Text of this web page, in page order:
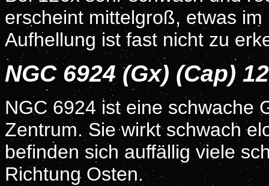
erscheint mittelgroß, etwas
Aufhellung ist fast nicht zu
NGC 6924 (Gx) (Cap)
NGC 6924 ist eine schwache
Zentrum. Sie wirkt schwach
befinden sich auffällig viele
Richtung Osten.